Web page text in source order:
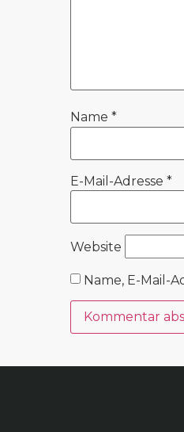
Name *
E-Mail-Adresse *
Website
Name, E-Mail-